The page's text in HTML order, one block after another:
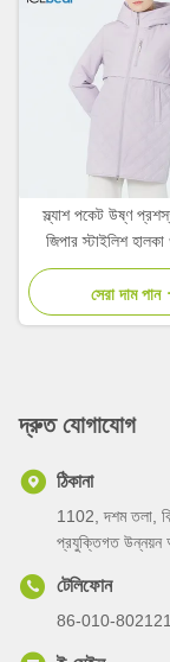
স্ল্যাশ পকেট উষ্ণ
জিপার স্টাইলিশ
জ্যাকেট,
সেরা দাম পান
দ্রুত যোগাযোগ
ঠিকানা
1102, দশম তলা,
প্রযুক্তিগত উন্নয়ন
টেলিফোন
86-010-